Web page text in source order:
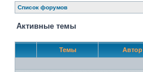
Список форумов
Активные темы
Темы Автор